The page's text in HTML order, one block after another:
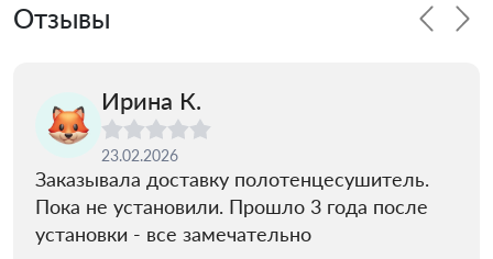
Отзывы
Ирина К.
23.02.2026
Заказывала доставку полотенцесушитель.
Пока не установили. Прошло 3 года после
установки - все замечательно